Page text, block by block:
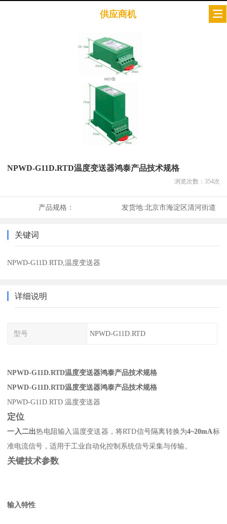
供应商机
NPWD-G11D.RTD温度变送器鸿泰产品技术规格
浏览次数： 354次
产品规格： 发货地:北京市海淀区清河街道
关键词
NPWD-G11D.RTD,温度变送器
详细说明
型号 NPWD-G11D.RTD
NPWD-G11D.RTD温度变送器鸿泰产品技术规格
NPWD-G11D.RTD温度变送器鸿泰产品技术规格
NPWD-G11D.RTD 温度变送器
定位
一入二出热电阻输入温度变送器，将RTD信号隔离转换为4~20mA标
准电流信号，适用于工业自动化控制系统信号采集与传输。
关键技术参数
输入特性